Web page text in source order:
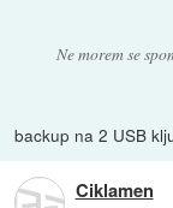
Ne morem se
backup na 2 USB
Ciklamen